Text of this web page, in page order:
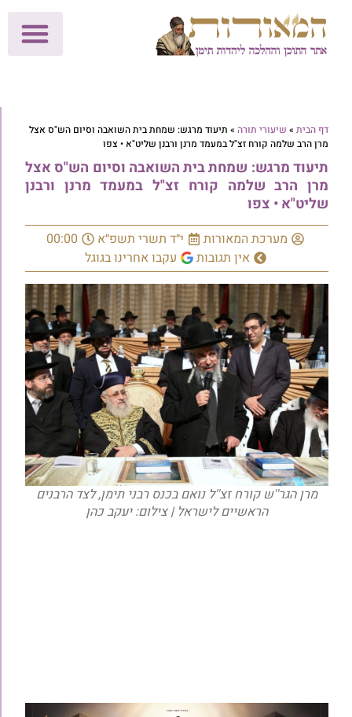
דף הבית » שיעורי תורה » תיעוד מרגש: שמחת בית השואבה וסיום הש"ס אצל
מרן הרב שלמה קורח זצ"ל במעמד מרנן ורבנן שליט"א • צפו
תיעוד מרגש: שמחת בית השואבה וסיום הש"ס אצל
מרן הרב שלמה קורח זצ"ל במעמד מרנן ורבנן
שליט"א • צפו
מערכת המאורות י״ד תשרי תשפ״א
00:00
אין תגובות
עקבו אחרינו בגוגל
מרן הגר''ש קורח זצ''ל נואם בכנס רבני תימן, לצד הרבנים
הראשיים לישראל | צילום: יעקב כהן